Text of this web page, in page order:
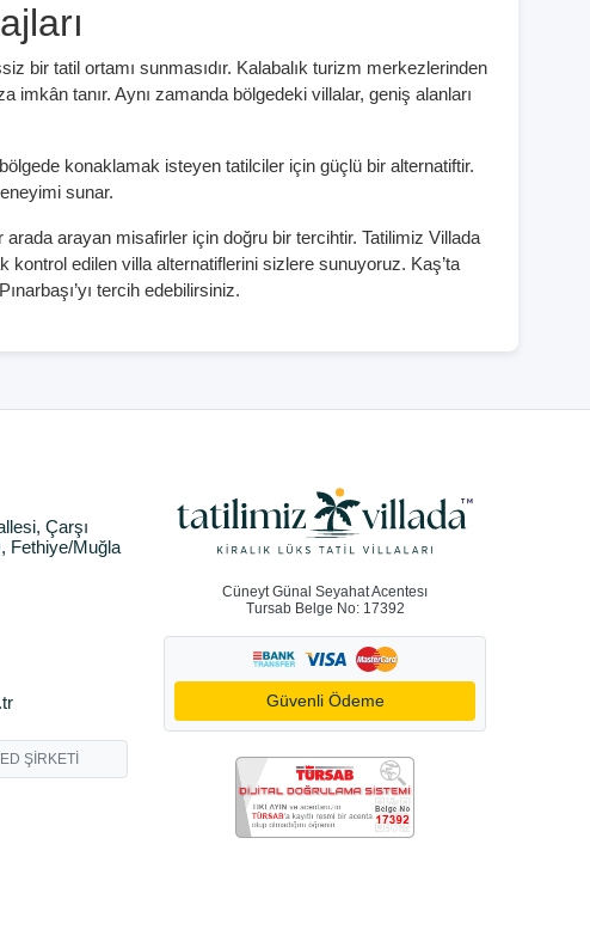
bir tatil ortamı sunmasıdır. Kalabalık turizm merkezlerinden
tanır. Aynı zamanda bölgedeki villalar, geniş alanları
konaklamak isteyen tatilciler için güçlü bir alternatiftir.
sunar.
arayan misafirler için doğru bir tercihtir. Tatilimiz Villada
edilen villa alternatiflerini sizlere sunuyoruz. Kaş’ta
tercih edebilirsiniz.
Çarşı
Fethiye/Muğla
ŞİRKETİ
Cüneyt Günal Seyahat Acentesı
Tursab Belge No: 17392
Güvenli Ödeme